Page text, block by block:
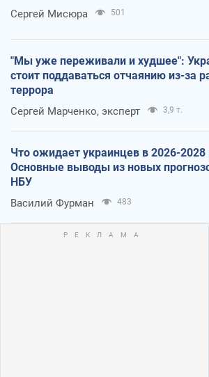
Сергей Мисюра 501
"Мы уже переживали и худшее":
стоит поддаваться отчаянию из-за
террора
Сергей Марченко, эксперт 3,9 т.
Что ожидает украинцев в 2026-2028
Основные выводы из новых
НБУ
Василий Фурман 483